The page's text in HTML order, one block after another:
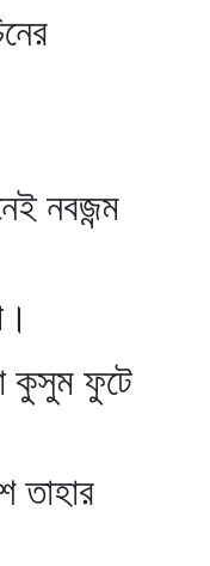
নবজন্ম
কুসুম ফুটে
তাহার